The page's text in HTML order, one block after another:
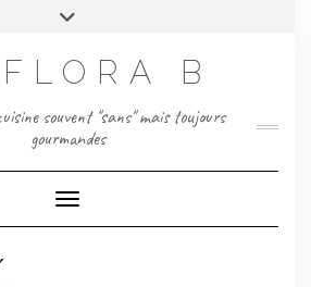
B
souvent "sans" mais toujours
gourmandes
Toggle Navigation